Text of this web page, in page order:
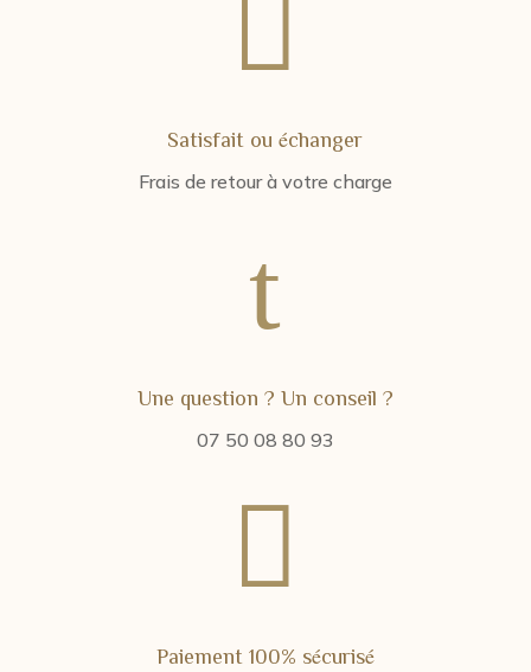

Satisfait ou échanger
Frais de retour à votre charge
t
Une question ? Un conseil ?
07 50 08 80 93

Paiement 100% sécurisé